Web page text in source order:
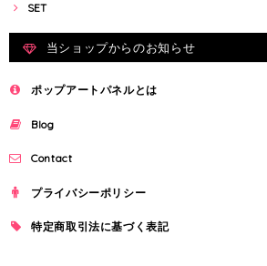
SET
当ショップからのお知らせ
ポップアートパネルとは
Blog
Contact
プライバシーポリシー
特定商取引法に基づく表記